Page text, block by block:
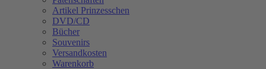
Artikel Prinzesschen
DVD/CD
Bücher
Souvenirs
Versandkosten
Warenkorb